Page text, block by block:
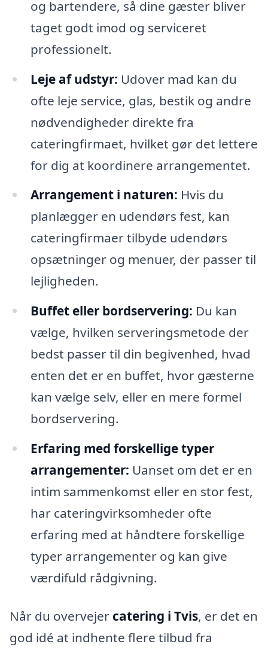
og bartendere, så dine gæster bliver
taget godt imod og serviceret
professionelt.
Leje af udstyr: Udover mad kan du
ofte leje service, glas, bestik og andre
nødvendigheder direkte fra
cateringfirmaet, hvilket gør det lettere
for dig at koordinere arrangementet.
Arrangement i naturen: Hvis du
planlægger en udendørs fest, kan
cateringfirmaer tilbyde udendørs
opsætninger og menuer, der passer til
lejligheden.
Buffet eller bordservering: Du kan
vælge, hvilken serveringsmetode der
bedst passer til din begivenhed, hvad
enten det er en buffet, hvor gæsterne
kan vælge selv, eller en mere formel
bordservering.
Erfaring med forskellige typer
arrangementer: Uanset om det er en
intim sammenkomst eller en stor fest,
har cateringvirksomheder ofte
erfaring med at håndtere forskellige
typer arrangementer og kan give
værdifuld rådgivning.
Når du overvejer catering i Tvis, er det en
god idé at indhente flere tilbud fra